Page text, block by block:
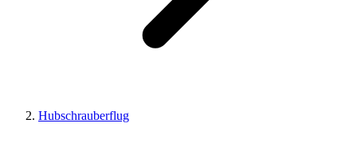
Hubschrauberflug